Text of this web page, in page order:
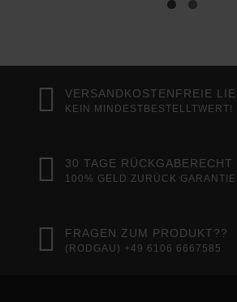
VERSANDKOSTENFREIE
KEIN MINDESTBESTELLTWERT!
30 TAGE RÜCKGABERECHT
100% GELD ZURÜCK GARANTIE!
FRAGEN ZUM PRODUKT??
(RODGAU) +49 6106 6667585